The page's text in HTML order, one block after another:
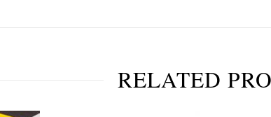
RELATED